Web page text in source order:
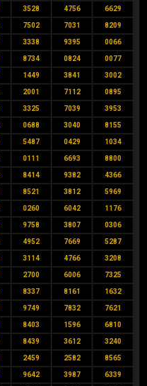
3528 4756 6629
7502 7031 8209
3338 9395 0066
8734 0824 0077
1449 3841 3002
2001 7112 0895
3325 7039 3953
0688 3040 8155
5487 0429 1034
0111 6693 8800
8414 9382 4366
8521 3812 5969
0260 6042 1176
9758 3807 0306
4952 7669 5287
3114 4766 3208
2700 6006 7325
8337 8161 1632
9749 7832 7621
8403 1596 6810
8439 3612 3240
2459 2582 8565
9642 3987 6339